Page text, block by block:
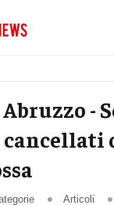
-
Articoli